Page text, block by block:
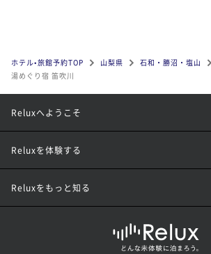
ホテル•旅館予約TOP 山梨県 石和・勝沼・塩山
湯めぐり宿 笛吹川
Reluxへようこそ
Reluxを体験する
Reluxをもっと知る